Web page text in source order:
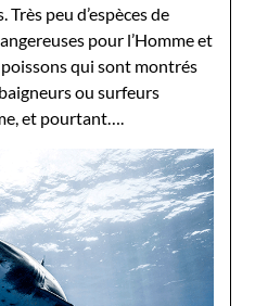
peu d’espèces de
pour l’Homme et
qui sont montrés
ou surfeurs
et pourtant….